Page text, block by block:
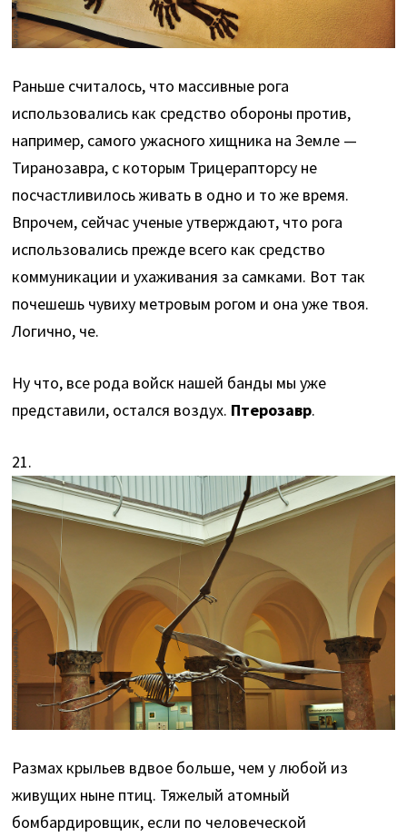
Раньше считалось, что массивные рога
использовались как средство обороны против,
например, самого ужасного хищника на Земле —
Тиранозавра, с которым Трицерапторсу не
посчастливилось живать в одно и то же время.
Впрочем, сейчас ученые утверждают, что рога
использовались прежде всего как средство
коммуникации и ухаживания за самками. Вот так
почешешь чувиху метровым рогом и она уже твоя.
Логично, че.
Ну что, все рода войск нашей банды мы уже
представили, остался воздух. Птерозавр.
21.
Размах крыльев вдвое больше, чем у любой из
живущих ныне птиц. Тяжелый атомный
бомбардировщик, если по человеческой